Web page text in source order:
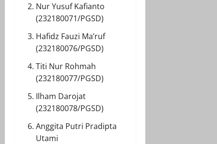
Nur Yusuf Kafianto
(232180071/PGSD)
Hafidz Fauzi Ma’ruf
(232180076/PGSD)
Titi Nur Rohmah
(232180077/PGSD)
Ilham Darojat
(232180078/PGSD)
Anggita Putri Pradipta
Utami